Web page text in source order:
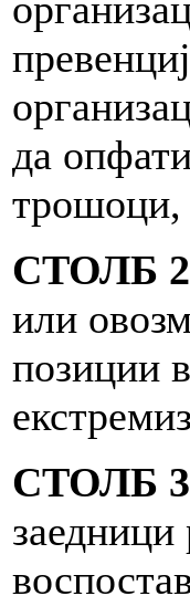
да
трошоци,
СТОЛБ
или
позиции
СТОЛБ